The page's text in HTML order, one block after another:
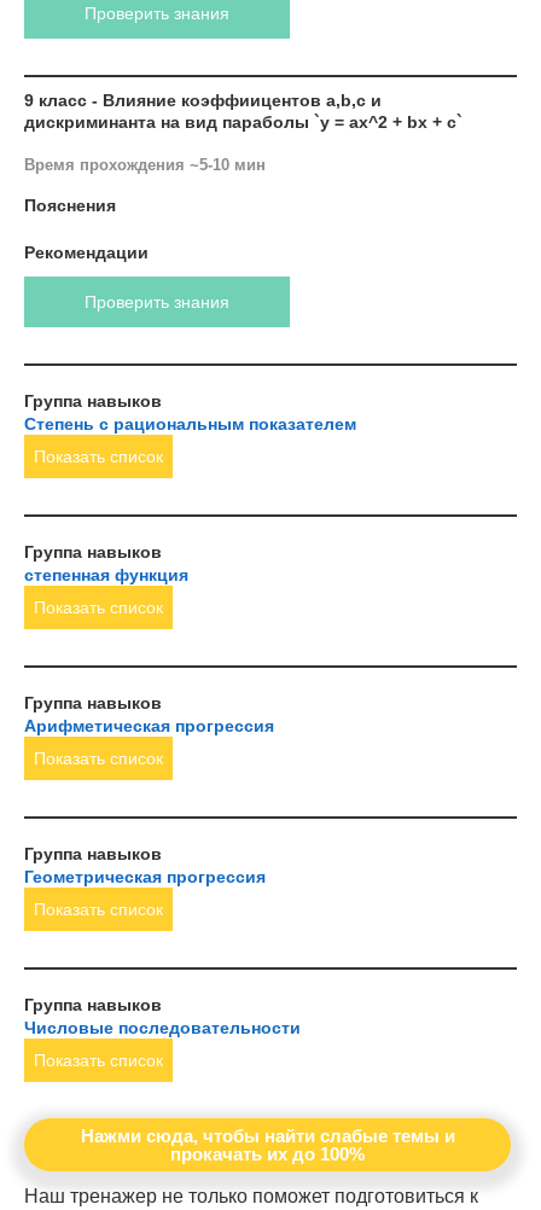
Проверить знания
9 класс - Влияние коэффиицентов a,b,c и
дискриминанта на вид параболы `y = ax^2 + bx + c`
Время прохождения ~5-10 мин
Пояснения
Рекомендации
Проверить знания
Группа навыков
Степень с рациональным показателем
Показать список
Группа навыков
степенная функция
Показать список
Группа навыков
Арифметическая прогрессия
Показать список
Группа навыков
Геометрическая прогрессия
Показать список
Группа навыков
Числовые последовательности
Показать список
Нажми сюда, чтобы найти слабые темы и
прокачать их до 100%
Наш тренажер не только поможет подготовиться к